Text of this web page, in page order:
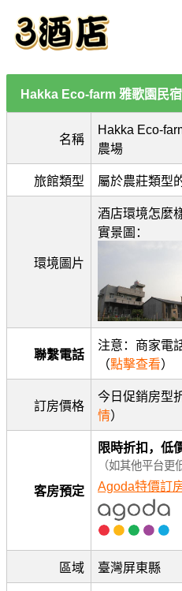
Hakka Eco-farm 雅歌園民
名稱
Hakka Eco-
農場
旅館類型 屬於農莊類型
環境圖片
酒店環境怎麼
實景圖：
聯繫電話
注意：商家電
（點擊查看）
訂房價格
今日促銷房型
情）
客房預定
限時折扣，低
（如其他平台更
Agoda特價訂
區域 臺灣屏東縣